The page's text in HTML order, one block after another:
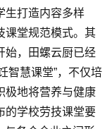
生打造内容多样
课堂规范模式。其
始，田螺云厨已经
智慧课堂”，不仅培
极地将营养与健康
的学校劳技课堂要